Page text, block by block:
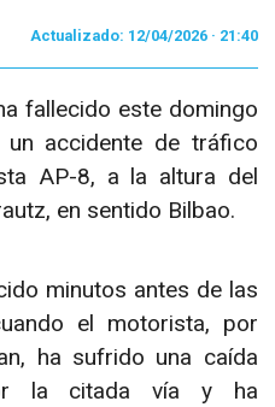
Actualizado: 12/04/2026 · 21:40
fallecido este domingo
accidente de tráfico
AP-8, a la altura del
en sentido Bilbao.
minutos antes de las
el motorista, por
ha sufrido una caída
la citada vía y ha